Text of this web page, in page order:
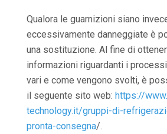
Qualora le guarnizioni siano
eccessivamente danneggiate è
una sostituzione. Al fine di
informazioni riguardanti i
vari e come vengono svolti, è
il seguente sito web: https://
technology.it/gruppi-di-
pronta-consegna/.